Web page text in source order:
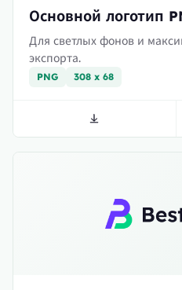
Основной логотип
Для светлых фонов и
экспорта.
PNG 308 x 68